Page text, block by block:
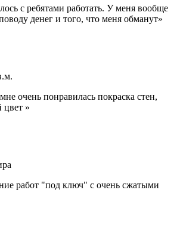
с ребятами работать. У меня вообще
денег и того, что меня обманут»
очень понравилась покраска стен,
цвет »
работ "под ключ" с очень сжатыми